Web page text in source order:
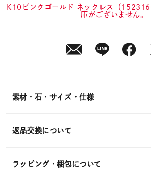
在庫 在庫ありのみ
in)
K10ピンクゴールド ネックレス（
庫がございません。
素材・石・サイズ・仕様
返品交換について
ラッピング・梱包について